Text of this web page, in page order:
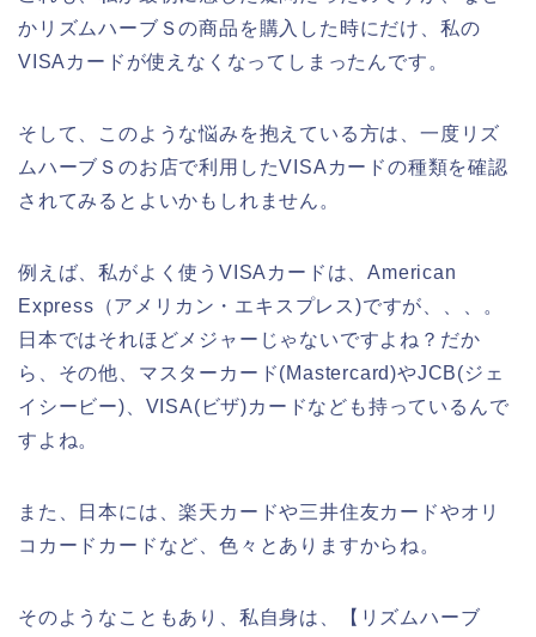
かリズムハーブＳの商品を購入した時にだけ、私の
VISAカードが使えなくなってしまったんです。
そして、このような悩みを抱えている方は、一度リズ
ムハーブＳのお店で利用したVISAカードの種類を確認
されてみるとよいかもしれません。
例えば、私がよく使うVISAカードは、American
Express（アメリカン・エキスプレス)ですが、、、。
日本ではそれほどメジャーじゃないですよね？だか
ら、その他、マスターカード(Mastercard)やJCB(ジェ
イシービー)、VISA(ビザ)カードなども持っているんで
すよね。
また、日本には、楽天カードや三井住友カードやオリ
コカードカードなど、色々とありますからね。
そのようなこともあり、私自身は、【リズムハーブ